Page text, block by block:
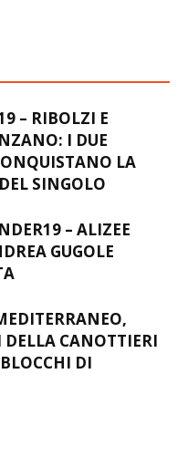
– RIBOLZI E
I DUE
LA
SINGOLO
– ALIZEE
GUGOLE
CANOTTIERI
DI